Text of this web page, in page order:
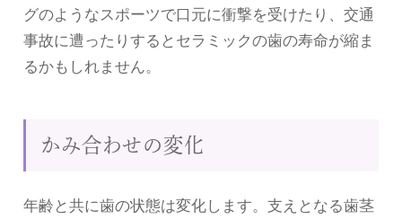
グのようなスポーツで口元に衝撃を受けたり、交通
事故に遭ったりするとセラミックの歯の寿命が縮ま
るかもしれません。
かみ合わせの変化
年齢と共に歯の状態は変化します。支えとなる歯茎